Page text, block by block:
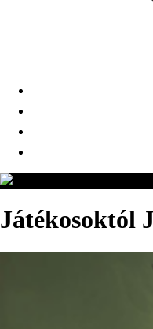
Játékosoktól